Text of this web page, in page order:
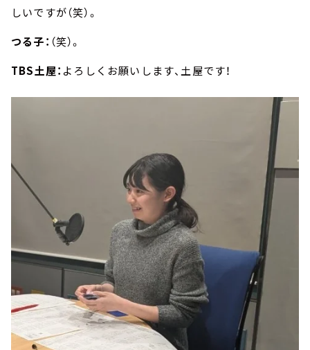
しいですが（笑）。
つる子： （笑）。
TBS土屋： よろしくお願いします、土屋です！